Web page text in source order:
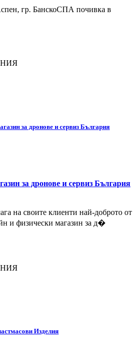
гр. БанскоСПА почивка в
за дронове и сервиз България
за дронове и сервиз България
на своите клиенти най-доброто от
и физически магазин за д�
Изделия